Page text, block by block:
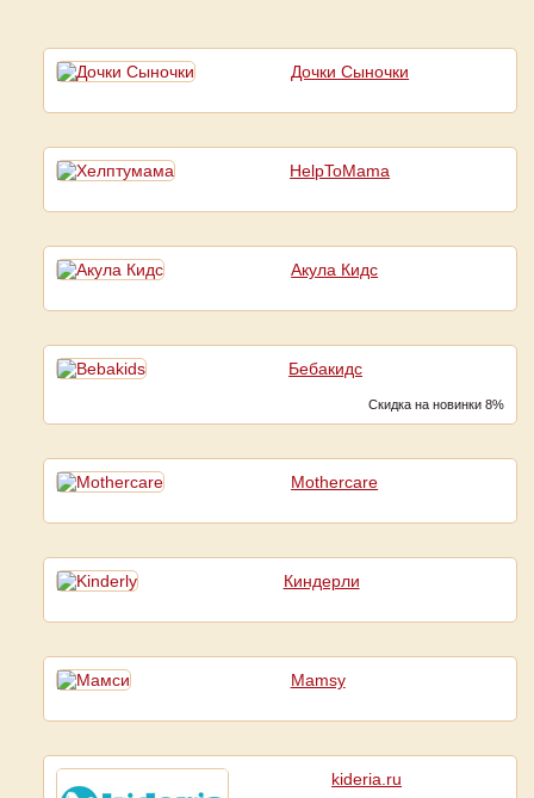
Дочки Сыночки
HelpToMama
Акула Кидс
Бебакидс
Скидка на новинки 8%
Mothercare
Киндерли
Mamsy
kideria.ru